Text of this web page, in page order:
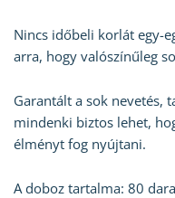
Nincs időbeli korlát egy-
arra, hogy valószínűleg
Garantált a sok nevetés,
mindenki biztos lehet,
élményt fog nyújtani.
A doboz tartalma: 80